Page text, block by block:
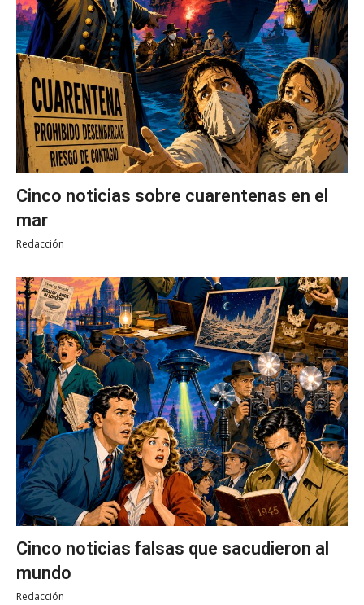
Cinco noticias sobre cuarentenas en el
mar
Redacción
Cinco noticias falsas que sacudieron al
mundo
Redacción